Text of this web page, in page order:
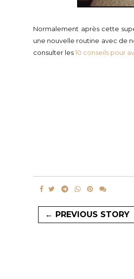
Normalement après cette
une nouvelle routine avec de
consulter les10 conseils pour
← PREVIOUS STORY